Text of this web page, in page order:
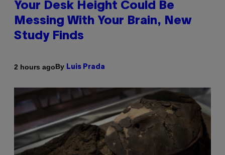
Your Desk Height Could Be
Messing With Your Brain, New
Study Finds
2 hours agoBy Luis Prada